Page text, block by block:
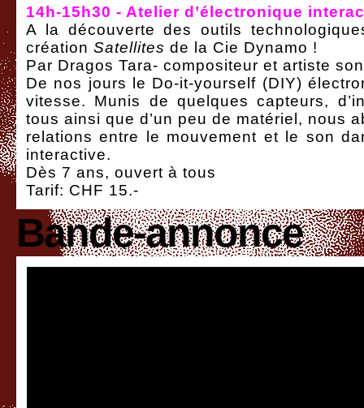
14h-15h30 - Atelier d ’é lectronique
A la découverte des outils
création Satellites de la Cie Dynamo !
Par Dragos Tara- compositeur et artiste
De nos jours le Do-it-yourself (DIY)
vitesse. Munis de quelques capteurs,
tous ainsi que d’un peu de matériel, nous
relations entre le mouvement et le son
interactive.
Dès 7 ans, ouvert à tous
Tarif: CHF 15.-
Bande-annonce